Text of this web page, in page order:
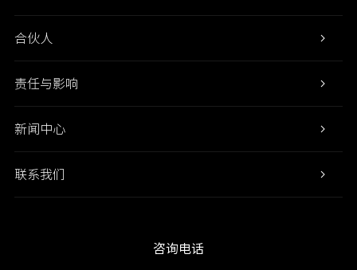
合伙人
责任与影响
新闻中心
联系我们
咨询电话